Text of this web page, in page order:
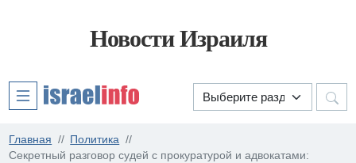
Новости Израиля
Главная
Политика
Секретный разговор судей с прокуратурой и адвокатами: